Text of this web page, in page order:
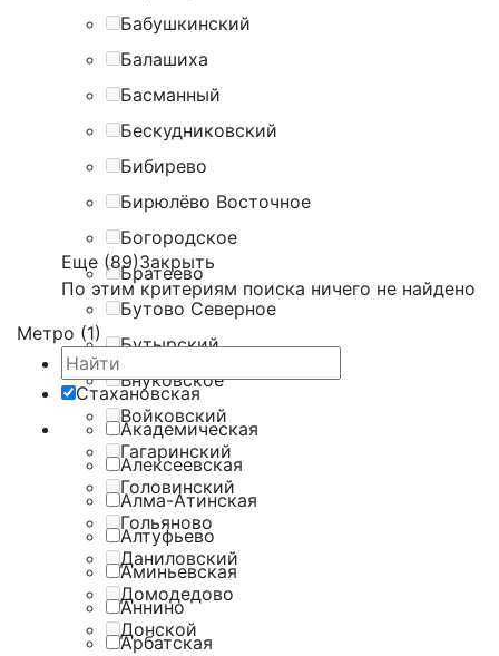
Бабушкинский
Балашиха
Басманный
Бескудниковский
Бибирево
Бирюлёво Восточное
Богородское
Братеево
Бутово Северное
Бутырский
Внуковское
Войковский
Гагаринский
Головинский
Гольяново
Даниловский
Домодедово
Донской
Еще (89)Закрыть
По этим критериям поиска ничего не найдено
Метро (1)
Стахановская
Академическая
Алексеевская
Алма-Атинская
Алтуфьево
Аминьевская
Аннино
Арбатская